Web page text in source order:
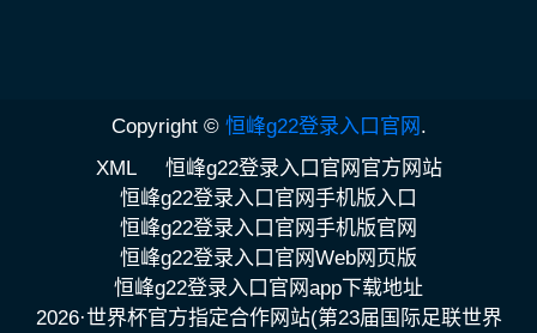
Copyright © 恒峰g22登录入口官网 .
XML
恒峰g22登录入口官网官方网站
恒峰g22登录入口官网手机版入口
恒峰g22登录入口官网手机版官网
恒峰g22登录入口官网Web网页版
恒峰g22登录入口官网app下载地址
2026·世界杯官方指定合作网站(第23届国际足联世界